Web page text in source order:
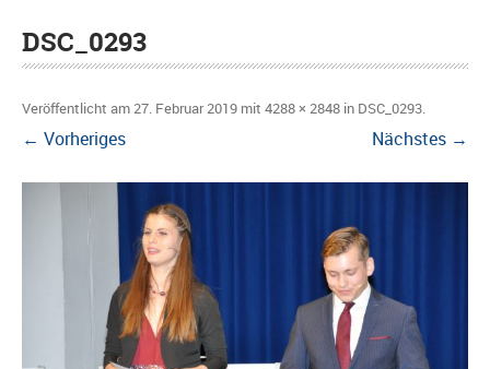
DSC_0293
Veröffentlicht am27. Februar 2019 mit 4288 × 2848 in DSC_0293.
← Vorheriges Nächstes →